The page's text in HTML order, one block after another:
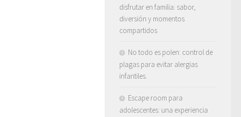
disfrutar en familia: sabor,
diversión y momentos
compartidos
No todo es polen: control de
plagas para evitar alergias
infantiles.
Escape room para
adolescentes: una experiencia